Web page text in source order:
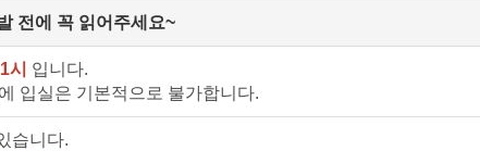
전에 꼭 읽어주세요~
시
입니다.
입실은 기본적으로 불가합니다.
습니다.